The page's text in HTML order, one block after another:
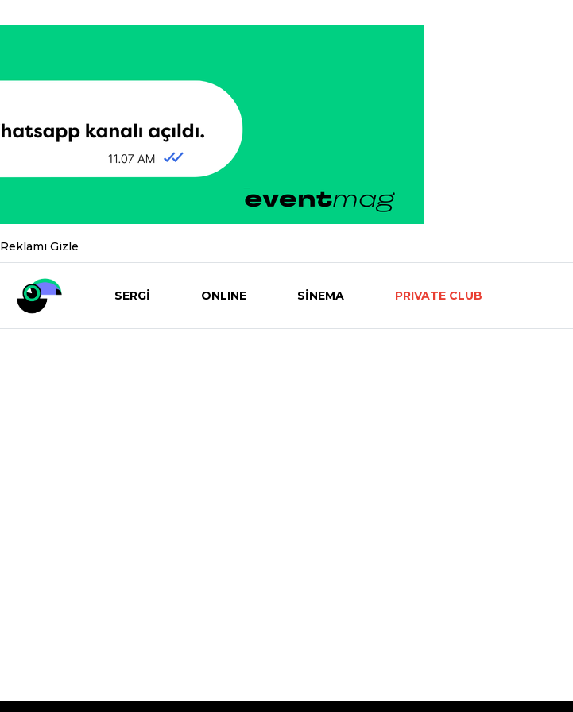
Reklamı Gizle
SERGİ ONLINE SİNEMA PRIVATE CLUB